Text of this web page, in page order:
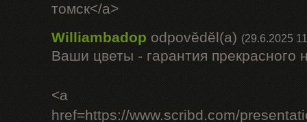
томск</a>
Williambadop odpověděl(a) (29.6.2025
Ваши цветы - гарантия прекрасного
<a
href=https://www.scribd.com/